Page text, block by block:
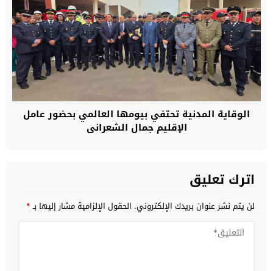
الوقاية المدنية تحتفي بيومها العالمي بحضور عامل
الإقليم جمال الشعراني
اترك تعليق
لن يتم نشر عنوان بريدك الإلكتروني. الحقول الإلزامية مشار إليها بـ*